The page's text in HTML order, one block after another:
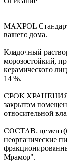
MAXPOL
вашего дома.
Кладочный
морозостойкий,
керамического
14 %.
СРОК ХРАНЕНИЯ:
закрытом
относительной
СОСТАВ:
неорганические
Мрамор".